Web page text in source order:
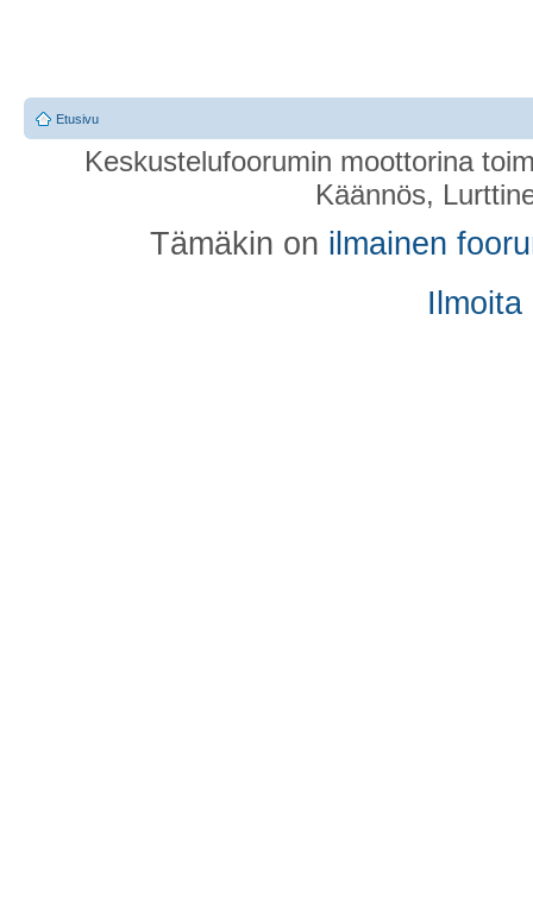
Etusivu
Keskustelufoorumin moottorina
Käännös,
Tämäkin on ilmainen